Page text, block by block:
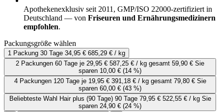
Apothekenexklusiv seit 2011, GMP/ISO 22000-zertifiziert in
Deutschland — von Friseuren und Ernährungsmedizinern
empfohlen.
Packungsgröße wählen
1 Packung 30 Tage 34,95 € 685,29 € / kg
2 Packungen 60 Tage je 29,95 € 587,25 € / kg gesamt 59,90 € Sie
sparen 10,00 € (14 %)
4 Packungen 120 Tage je 19,95 € 391,18 € / kg gesamt 79,80 € Sie
sparen 60,00 € (43 %)
Beliebteste Wahl Hair plus (90 Tage) 90 Tage 79,95 € 522,55 € / kg Sie
sparen 24,90 € (24 %)